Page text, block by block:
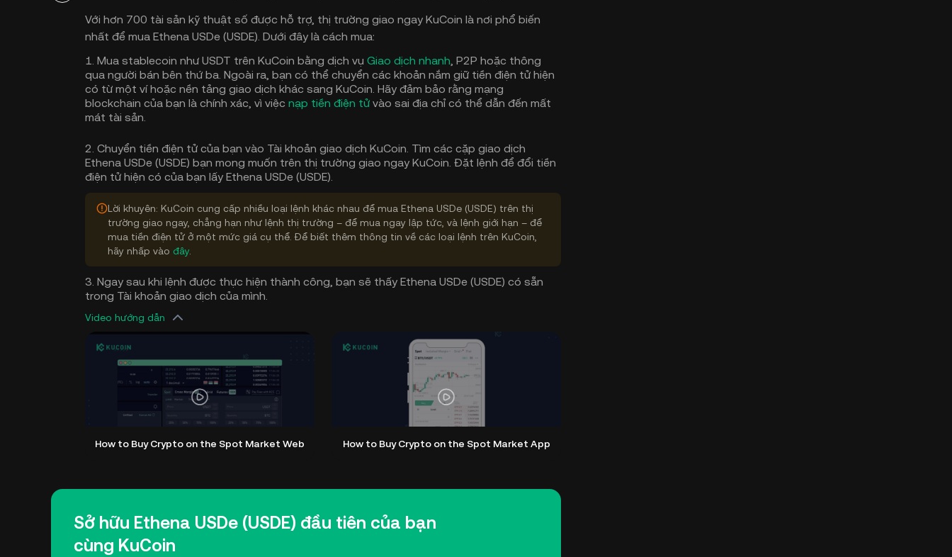
Với hơn 700 tài sản kỹ thuật số được hỗ trợ, thị trường giao ngay KuCoin là nơi phổ biến
nhất để mua Ethena USDe (USDE). Dưới đây là cách mua:
1. Mua stablecoin như USDT trên KuCoin bằng dịch vụ Giao dịch nhanh, P2P hoặc thông
qua người bán bên thứ ba. Ngoài ra, bạn có thể chuyển các khoản nắm giữ tiền điện tử hiện
có từ một ví hoặc nền tảng giao dịch khác sang KuCoin. Hãy đảm bảo rằng mạng
blockchain của bạn là chính xác, vì việc nạp tiền điện tử vào sai địa chỉ có thể dẫn đến mất
mát tài sản.
2. Chuyển tiền điện tử của bạn vào Tài khoản giao dịch KuCoin. Tìm các cặp giao dịch
Ethena USDe (USDE) bạn mong muốn trên thị trường giao ngay KuCoin. Đặt lệnh để đổi tiền
điện tử hiện có của bạn lấy Ethena USDe (USDE).
Lời khuyên: KuCoin cung cấp nhiều loại lệnh khác nhau để mua Ethena USDe (USDE) trên thị
trường giao ngay, chẳng hạn như lệnh thị trường – để mua ngay lập tức, và lệnh giới hạn – để
mua tiền điện tử ở một mức giá cụ thể. Để biết thêm thông tin về các loại lệnh trên KuCoin,
hãy nhấp vào đây.
3. Ngay sau khi lệnh được thực hiện thành công, bạn sẽ thấy Ethena USDe (USDE) có sẵn
trong Tài khoản giao dịch của mình.
Video hướng dẫn
How to Buy Crypto on the Spot Market Web How to Buy Crypto on the Spot Market App
Sở hữu Ethena USDe (USDE) đầu tiên của bạn
cùng KuCoin